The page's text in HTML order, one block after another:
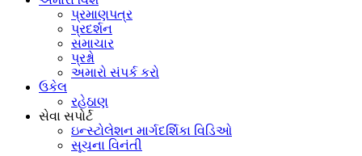
પ્રમાણપત્ર
પ્રદર્શન
સમાચાર
પ્રશ્નો
અમારો સંપર્ક કરો
ઉકેલ
રહેઠાણ
સેવા સપોર્ટ
ઇન્સ્ટોલેશન માર્ગદર્શિકા વિડિઓ
સૂચના વિનંતી